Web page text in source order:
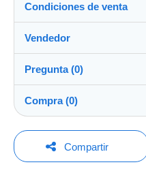
Condiciones de venta
Envío tras el pago dentro
comprador.
Para saber el plazo de
Vendedor
PRO
Apellido:
Pregunta (0)
Para hacer una
Compra (0)
Compartir